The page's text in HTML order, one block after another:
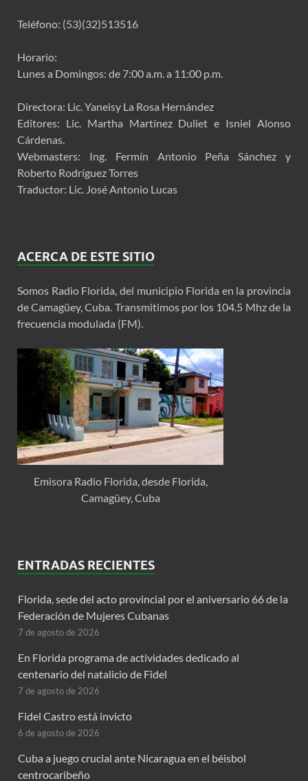
Teléfono: (53)(32)513516
Horario:
Lunes a Domingos: de 7:00 a.m. a 11:00 p.m.
Directora: Lic. Yaneisy La Rosa Hernández
Editores: Lic. Martha Martínez Duliet e Isniel Alonso
Cárdenas.
Webmasters: Ing. Fermín Antonio Peña Sánchez y
Roberto Rodríguez Torres
Traductor: Lic. José Antonio Lucas
ACERCA DE ESTE SITIO
Somos Radio Florida, del municipio Florida en la provincia
de Camagüey, Cuba. Transmitimos por los 104.5 Mhz de la
frecuencia modulada (FM).
Emisora Radio Florida, desde Florida,
Camagüey, Cuba
ENTRADAS RECIENTES
Florida, sede del acto provincial por el aniversario 66 de la
Federación de Mujeres Cubanas
7 de agosto de 2026
En Florida programa de actividades dedicado al
centenario del natalicio de Fidel
7 de agosto de 2026
Fidel Castro está invicto
6 de agosto de 2026
Cuba a juego crucial ante Nicaragua en el béisbol
centrocaribeño